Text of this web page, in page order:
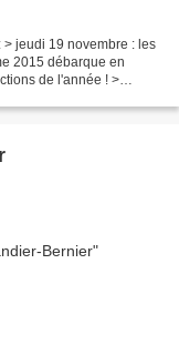
jeudi 19 novembre : les
2015 débarque en
de l'année ! >